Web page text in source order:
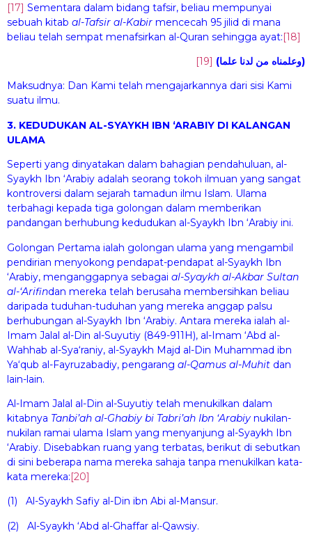
[17] Sementara dalam bidang tafsir, beliau mempunyai
sebuah kitab al-Tafsir al-Kabir mencecah 95 jilid di mana
beliau telah sempat menafsirkan al-Quran sehingga ayat:[18]
(وعلمناه من لدنا علما) [19]
Maksudnya: Dan Kami telah mengajarkannya dari sisi Kami
suatu ilmu.
3. KEDUDUKAN AL-SYAYKH IBN ‘ARABIY DI KALANGAN
ULAMA
Seperti yang dinyatakan dalam bahagian pendahuluan, al-
Syaykh Ibn ‘Arabiy adalah seorang tokoh ilmuan yang sangat
kontroversi dalam sejarah tamadun ilmu Islam. Ulama
terbahagi kepada tiga golongan dalam memberikan
pandangan berhubung kedudukan al-Syaykh Ibn ‘Arabiy ini.
Golongan Pertama ialah golongan ulama yang mengambil
pendirian menyokong pendapat-pendapat al-Syaykh Ibn
‘Arabiy, menganggapnya sebagai al-Syaykh al-Akbar Sultan
al-‘Arifndan mereka telah berusaha membersihkan beliau
daripada tuduhan-tuduhan yang mereka anggap palsu
berhubungan al-Syaykh Ibn ‘Arabiy. Antara mereka ialah al-
Imam Jalal al-Din al-Suyutiy (849-911H), al-Imam ‘Abd al-
Wahhab al-Sya‘raniy, al-Syaykh Majd al-Din Muhammad ibn
Ya‘qub al-Fayruzabadiy, pengarang al-Qamus al-Muhit dan
lain-lain.
Al-Imam Jalal al-Din al-Suyutiy telah menukilkan dalam
kitabnya Tanbi’ah al-Ghabiy bi Tabri’ah Ibn ‘Arabiy nukilan-
nukilan ramai ulama Islam yang menyanjung al-Syaykh Ibn
‘Arabiy. Disebabkan ruang yang terbatas, berikut di sebutkan
di sini beberapa nama mereka sahaja tanpa menukilkan kata-
kata mereka:[20]
(1) Al-Syaykh Safiy al-Din ibn Abi al-Mansur.
(2) Al-Syaykh ‘Abd al-Ghaffar al-Qawsiy.